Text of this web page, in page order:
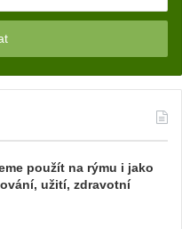
použít na rýmu i jako
užití, zdravotní